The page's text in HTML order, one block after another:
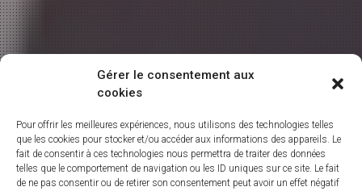
Gérer le consentement aux
cookies
Pour offrir les meilleures expériences, nous utilisons des technologies telles
que les cookies pour stocker et/ou accéder aux informations des appareils. Le
fait de consentir à ces technologies nous permettra de traiter des données
telles que le comportement de navigation ou les ID uniques sur ce site. Le fait
de ne pas consentir ou de retirer son consentement peut avoir un effet négatif